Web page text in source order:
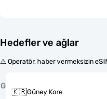
Hedefler ve ağlar
⚠️ Operatör, haber vermeksizin
G
🇰🇷Güney Kore